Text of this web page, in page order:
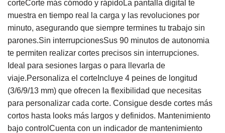
corteCorte más cómodo y rápidoLa pantalla digital te
muestra en tiempo real la carga y las revoluciones por
minuto, asegurando que siempre termines tu trabajo sin
parones.Sin interrupcionesSus 90 minutos de autonomia
te permiten realizar cortes precisos sin interrupciones.
Ideal para sesiones largas o para llevarla de
viaje.Personaliza el corteIncluye 4 peines de longitud
(3/6/9/13 mm) que ofrecen la flexibilidad que necesitas
para personalizar cada corte. Consigue desde cortes más
cortos hasta looks más largos y definidos. Mantenimiento
bajo controlCuenta con un indicador de mantenimiento